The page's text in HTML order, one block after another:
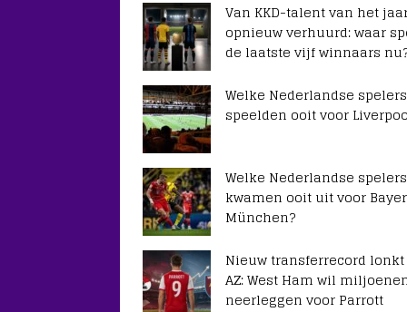
Van KKD-talent van het
opnieuw verhuurd: waar
de laatste vijf winnaars
Welke Nederlandse spelers
speelden ooit voor
Welke Nederlandse spelers
kwamen ooit uit voor
München?
Nieuw transferrecord
AZ: West Ham wil
neerleggen voor Parrott